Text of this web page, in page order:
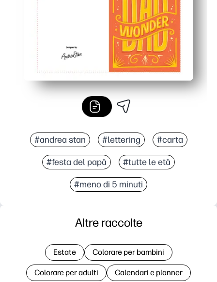
#andrea stan #lettering #carta
#festa del papà #tutte le età
#meno di 5 minuti
Altre raccolte
Estate Colorare per bambini
Colorare per adulti Calendari e planner